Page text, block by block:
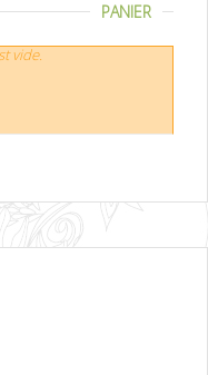
PANIER
vide.